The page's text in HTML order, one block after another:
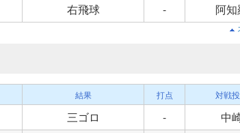
右飛球 - 阿知
結果 打点 対戦
三ゴロ -
中